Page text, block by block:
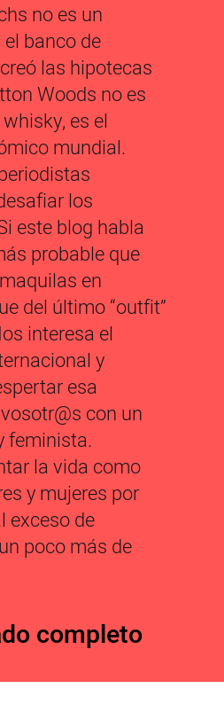
no es un
banco de
las hipotecas
Woods no es
es el
mundial.
los
este blog habla
probable que
en
del último “outfit”
interesa el
y
esa
con un
feminista.
la vida como
y mujeres por
exceso de
poco más de
completo